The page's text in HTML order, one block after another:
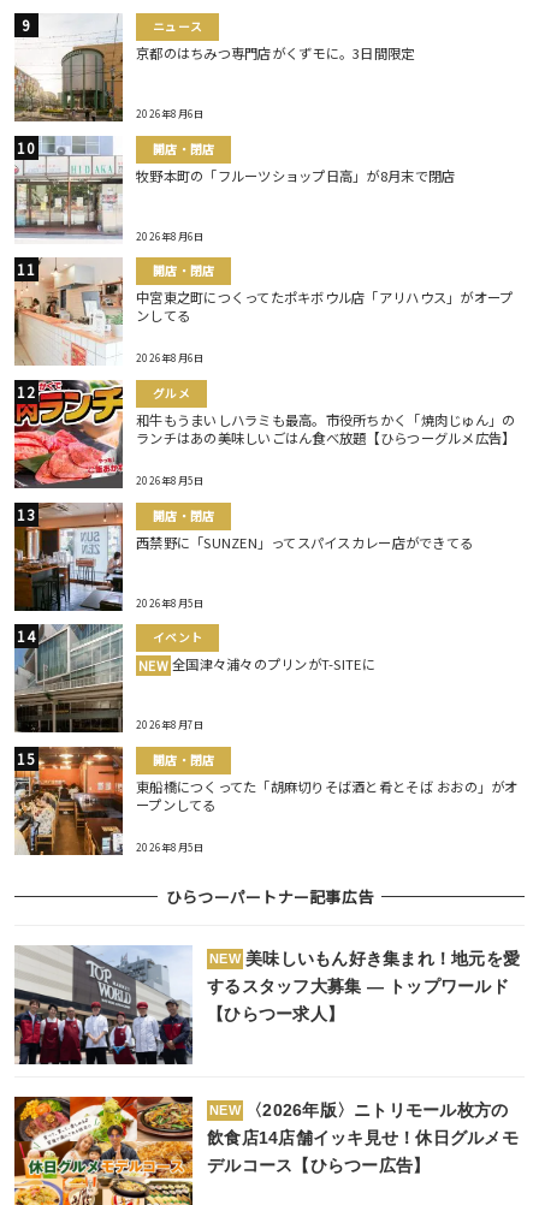
ニュース
京都のはちみつ専門店がくずモに。3日間限定
2026年8月6日
開店・閉店
牧野本町の「フルーツショップ日高」が8月末で閉店
2026年8月6日
開店・閉店
中宮東之町につくってたポキボウル店「アリハウス」がオープ
ンしてる
2026年8月6日
グルメ
和牛もうまいしハラミも最高。市役所ちかく「焼肉じゅん」の
ランチはあの美味しいごはん食べ放題【ひらつーグルメ広告】
2026年8月5日
開店・閉店
西禁野に「SUNZEN」ってスパイスカレー店ができてる
2026年8月5日
イベント
NEW 全国津々浦々のプリンがT-SITEに
2026年8月7日
開店・閉店
東船橋につくってた「胡麻切りそば酒と肴とそば おおの」がオ
ープンしてる
2026年8月5日
ひらつーパートナー記事広告
NEW 美味しいもん好き集まれ！地元を愛
するスタッフ大募集 ― トップワールド
【ひらつー求人】
NEW
〈2026年版〉ニトリモール枚方の
飲食店14店舗イッキ見せ！休日グルメモ
デルコース【ひらつー広告】